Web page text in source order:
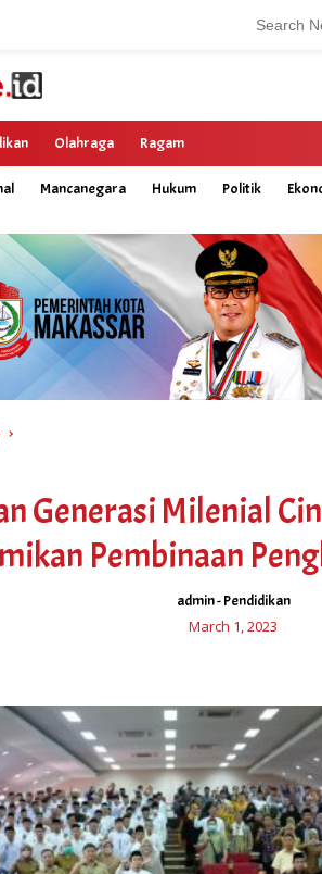
Olahraga Ragam
Mancanegara Hukum Politik
Generasi Milenial
Pembinaan
admin-Pendidikan
March 1, 2023